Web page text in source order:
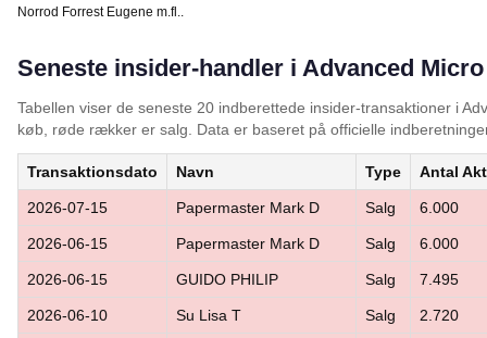
Norrod Forrest Eugene m.fl..
Seneste insider-handler i Advanced
Tabellen viser de seneste 20 indberettede insider-transaktioner i
køb, røde rækker er salg. Data er baseret på officielle
Transaktionsdato Navn Type Antal
2026-07-15 Papermaster Mark D Salg 6.000
2026-06-15 Papermaster Mark D Salg 6.000
2026-06-15 GUIDO PHILIP Salg 7.495
2026-06-10 Su Lisa T Salg 2.720